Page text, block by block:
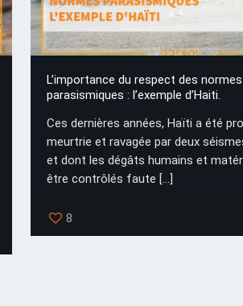
L’importance du respect des normes
parasismiques : l’exemple d’Haiti.
Ces dernières années, Haïti a été
meurtrie et ravagée par deux
et dont les dégâts humains et
être contrôlés faute […]
8